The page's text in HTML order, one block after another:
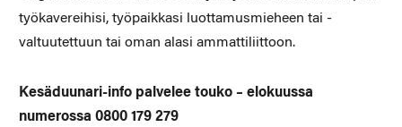
työkavereihisi, työpaikkasi luottamusmieheen tai -
valtuutettuun tai oman alasi ammattiliittoon.
Kesäduunari-info palvelee touko – elokuussa
numerossa 0800 179 279